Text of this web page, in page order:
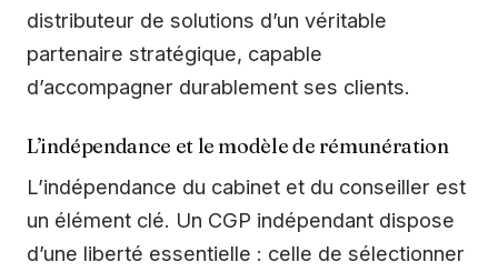
distributeur de solutions d’un véritable
partenaire stratégique, capable
d’accompagner durablement ses clients.
L’indépendance et le modèle de rémunération
L’indépendance du cabinet et du conseiller est
un élément clé. Un CGP indépendant dispose
d’une liberté essentielle : celle de sélectionner